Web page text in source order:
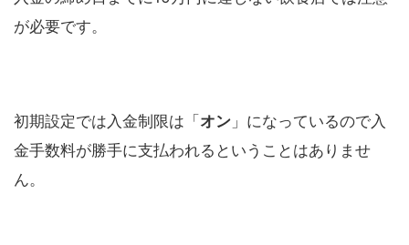
が必要です。
初期設定では入金制限は「 オン 」になっているので入
金手数料が勝手に支払われるということはありませ
ん。